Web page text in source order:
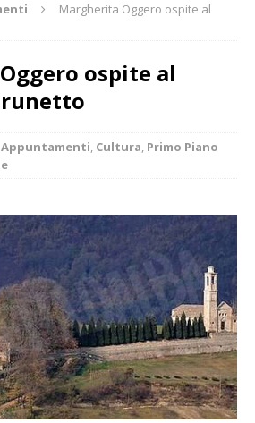
Margherita Oggero ospite al
ospite al
Appuntamenti, Cultura, Primo Piano